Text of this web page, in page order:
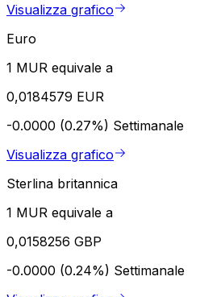
Visualizza grafico
Euro
1 MUR equivale a
0,0184579 EUR
-0.0000 (0.27%) Settimanale
Visualizza grafico
Sterlina britannica
1 MUR equivale a
0,0158256 GBP
-0.0000 (0.24%) Settimanale